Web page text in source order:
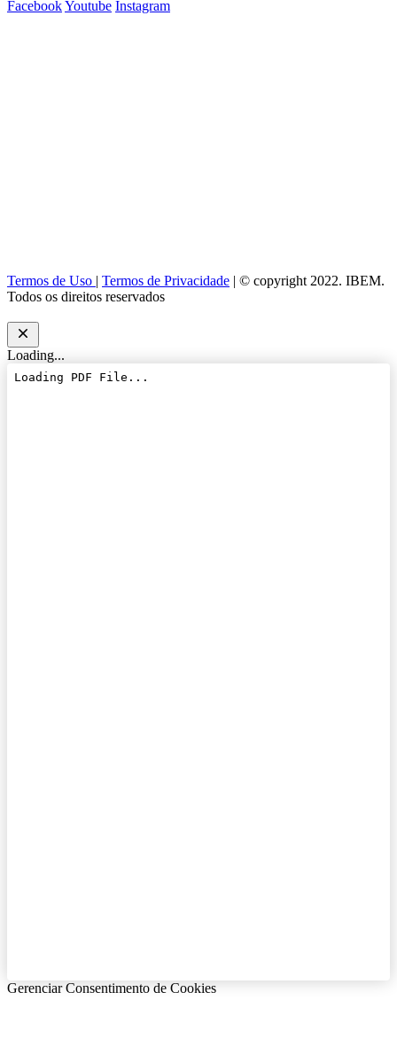
FacebookYoutube Instagram
Termos de Uso | Termos de Privacidade | © copyright 2022. IBEM.
Todos os direitos reservados
Loading...
Gerenciar Consentimento de Cookies